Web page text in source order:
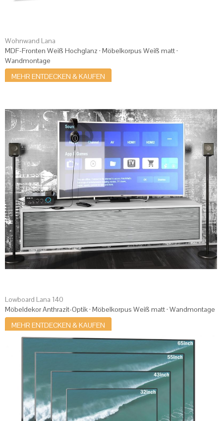
Wohnwand Lana
MDF-Fronten Weiß Hochglanz · Möbelkorpus Weiß matt ·
Wandmontage
MEHR ENTDECKEN & KAUFEN
Lowboard Lana 140
Möbeldekor Anthrazit-Optik · Möbelkorpus Weiß matt · Wandmontage
MEHR ENTDECKEN & KAUFEN